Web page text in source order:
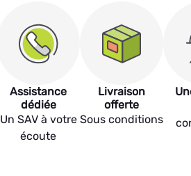
Assistance
dédiée
Un SAV à votre
écoute
Livraison
offerte
Sous conditions